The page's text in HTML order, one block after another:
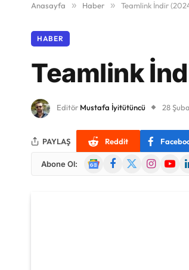
Anasayfa » Haber » Teamlink İndir
HABER
Teamlink
Editör Mustafa İyitütüncü 28
PAYLAŞ Reddit
Abone Ol:
GoogleFacebook
X
Instagram